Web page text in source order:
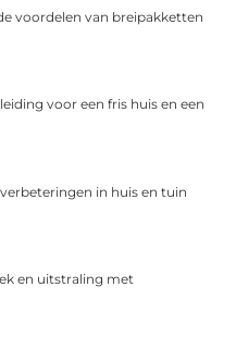
voordelen van breipakketten
voor een fris huis en een
in huis en tuin
en uitstraling met